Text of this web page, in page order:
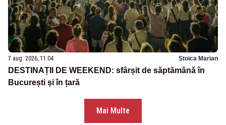
7 aug. 2026, 11:04 Stoica Marian
DESTINAȚII DE WEEKEND: sfârșit de săptămână în
București și în țară
Mai Multe